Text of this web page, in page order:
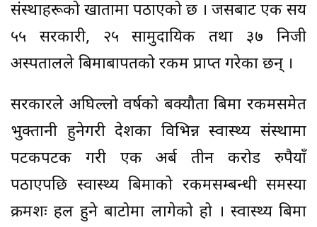
संस्थाहरूको खातामा पठाएको छ । जसबाट एक सय
५५ सरकारी, २५ सामुदायिक तथा ३७ निजी
अस्पतालले बिमाबापतको रकम प्राप्त गरेका छन् ।
सरकारले अघिल्लो वर्षको बक्यौता बिमा रकमसमेत
भुक्तानी हुनेगरी देशका विभिन्न स्वास्थ्य संस्थामा
पटकपटक गरी एक अर्ब तीन करोड रुपैयाँ
पठाएपछि स्वास्थ्य बिमाको रकमसम्बन्धी समस्या
क्रमशः हल हुने बाटोमा लागेको हो । स्वास्थ्य बिमा